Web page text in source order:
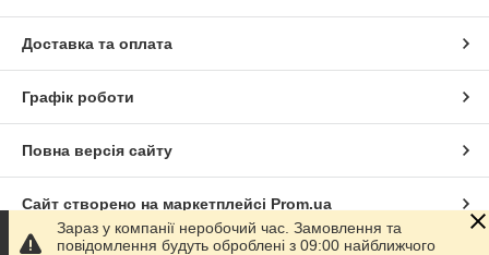
Доставка та оплата
Графік роботи
Повна версія сайту
Сайт створено на маркетплейсі Prom.ua
Зараз у компанії неробочий час. Замовлення та
повідомлення будуть оброблені з 09:00 найближчого